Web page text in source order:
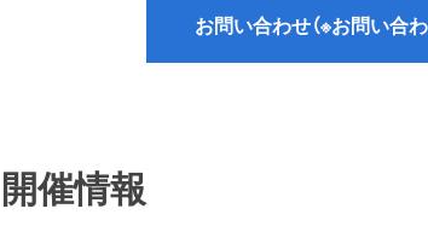
お問い合わせ（※お問い合
開催情報